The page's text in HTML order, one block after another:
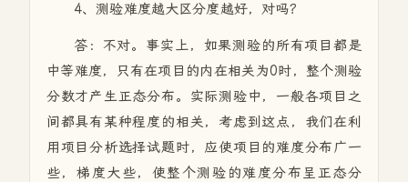
4、测验难度越大区分度越好，对吗？
答：不对。事实上，如果测验的所有项目都是
中等难度，只有在项目的内在相关为0时，整个测验
分数才产生正态分布。实际测验中，一般各项目之
间都具有某种程度的相关，考虑到这点，我们在利
用项目分析选择试题时，应使项目的难度分布广一
些，梯度大些，使整个测验的难度分布呈正态分